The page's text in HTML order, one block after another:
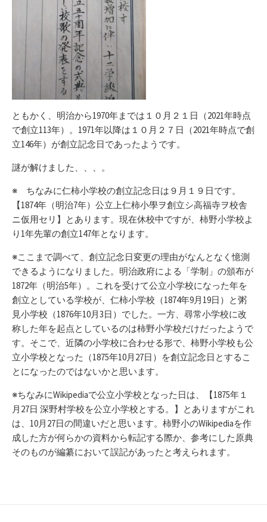
ともかく、明治から1970年までは１０月２１日（2021年時点
で創立113年）。1971年以降は１０月２７日（2021年時点で創
立146年）が創立記念日であったようです。
謎が解けました、、、。
※ ちなみに仁柿小学校の創立記念日は９月１９日です。
【1874年（明治7年）公立上仁柿小學ヲ創立シ高福寺ヲ校舎
ニ仮用セリ】とあります。現在休校中ですが、柿野小学校よ
り1年先輩の創立147年となります。
※ここまで調べて、創立記念日変更の理由がなんとなく憶測
できるようになりました。明治政府による「学制」の頒布が
1872年（明治5年）。これを受けて公立小学校になった年を
創立としている学校が、仁柿小学校（1874年9月19日）と粥
見小学校（1876年10月3日）でした。一方、尋常小学校に改
称した年を起点としているのは柿野小学校だけだったようで
す。そこで、近隣の小学校に合わせる形で、柿野小学校も公
立小学校となった（1875年10月27日）を創立記念日とするこ
とになったのではないかと思います。
※ちなみにWikipediaで公立小学校となった日は、【1875年１
月27日 深野村学校を公立小学校とする。】とありますがこれ
は、10月27日の間違いだと思います。柿野小のWikipediaを作
成した方が何らかの資料から転記する際か、参考にした原典
そのものが編纂において誤記があったと考えられます。